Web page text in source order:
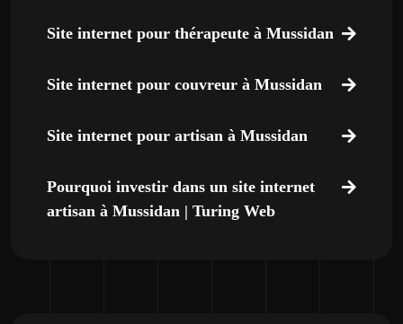
Site internet pour thérapeute à Mussidan
Site internet pour couvreur à Mussidan
Site internet pour artisan à Mussidan
Pourquoi investir dans un site internet
artisan à Mussidan | Turing Web